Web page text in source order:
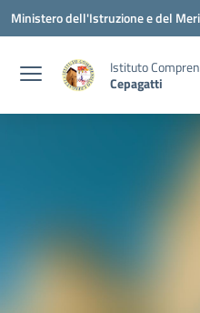
Vai ai contenuti
Vai al menu di navigazione
Vai al footer
Ministero dell'Istruzione e del
Istituto
Cepagatti